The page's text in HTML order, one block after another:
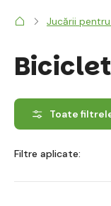
Jucării
Toate
Filtre aplicate: